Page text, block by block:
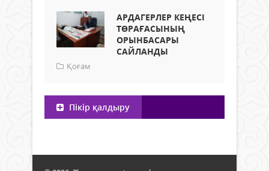
АРДАГЕРЛЕР КЕҢЕСІ
ТӨРАҒАСЫНЫҢ
ОРЫНБАСАРЫ
САЙЛАНДЫ
Қоғам
Пікір қалдыру